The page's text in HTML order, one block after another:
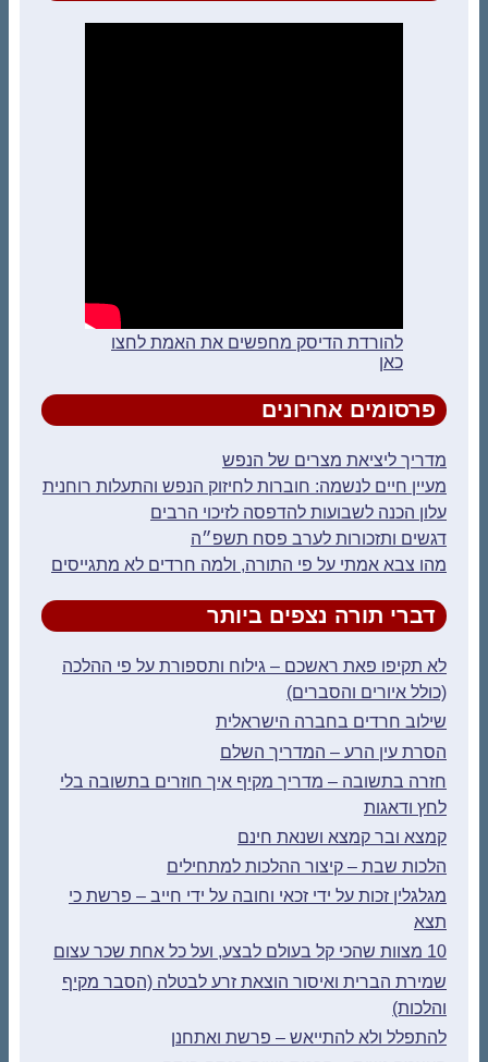
להורדת הדיסק מחפשים את האמת לחצו
כאן
פרסומים אחרונים
מדריך ליציאת מצרים של הנפש
מעיין חיים לנשמה: חוברות לחיזוק הנפש והתעלות רוחנית
עלון הכנה לשבועות להדפסה לזיכוי הרבים
דגשים ותזכורות לערב פסח תשפ״ה
מהו צבא אמתי על פי התורה, ולמה חרדים לא מתגייסים
דברי תורה נצפים ביותר
לא תקיפו פאת ראשכם – גילוח ותספורת על פי ההלכה
(כולל איורים והסברים)
שילוב חרדים בחברה הישראלית
הסרת עין הרע – המדריך השלם
חזרה בתשובה – מדריך מקיף איך חוזרים בתשובה בלי
לחץ ודאגות
קמצא ובר קמצא ושנאת חינם
הלכות שבת – קיצור ההלכות למתחילים
מגלגלין זכות על ידי זכאי וחובה על ידי חייב – פרשת כי
תצא
10 מצוות שהכי קל בעולם לבצע, ועל כל אחת שכר עצום
שמירת הברית ואיסור הוצאת זרע לבטלה (הסבר מקיף
והלכות)
להתפלל ולא להתייאש – פרשת ואתחנן